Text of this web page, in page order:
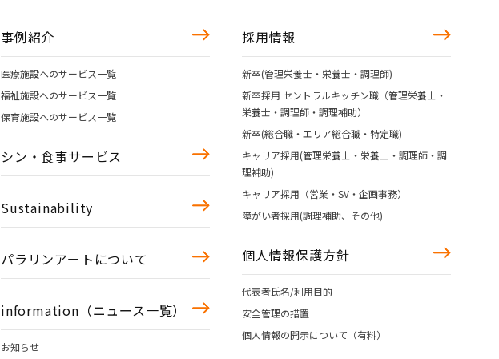
事例紹介
医療施設へのサービス一覧
福祉施設へのサービス一覧
保育施設へのサービス一覧
シン・食事サービス
Sustainability
パラリンアートについて
information（ニュース一覧）
お知らせ
採用情報
新卒(管理栄養士・栄養士・調理師)
新卒採用 セントラルキッチン職（管理栄養士・
栄養士・調理師・調理補助）
新卒(総合職・エリア総合職・特定職)
キャリア採用(管理栄養士・栄養士・調理師・調
理補助)
キャリア採用（営業・SV・企画事務）
障がい者採用(調理補助、その他)
個人情報保護方針
代表者氏名/利用目的
安全管理の措置
個人情報の開示について（有料）